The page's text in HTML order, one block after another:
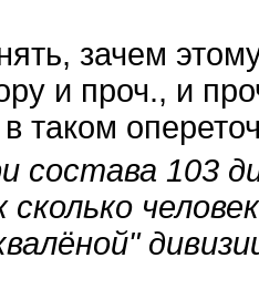
зачем
и проч., и
таком
состава 103
сколько